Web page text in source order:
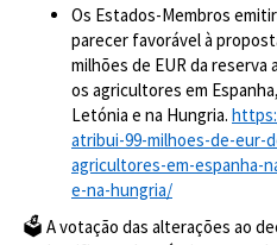
Os Estados-Membros
parecer favorável à
milhões de EUR da
os agricultores em
Letónia e na Hungria.
atribui-99-milhoes-de-eur-
agricultores-em-espanha-
e-na-hungria/
🗳️ A votação das alterações ao